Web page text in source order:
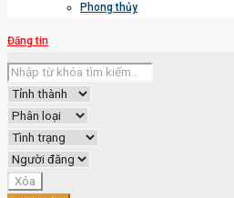
Phong thủy
Đăng tin
Xóa